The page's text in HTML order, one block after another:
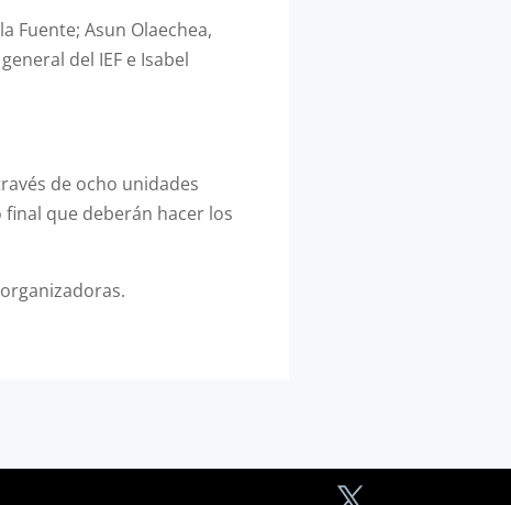
Fuente; Asun Olaechea,
del IEF e Isabel
de ocho unidades
que deberán hacer los